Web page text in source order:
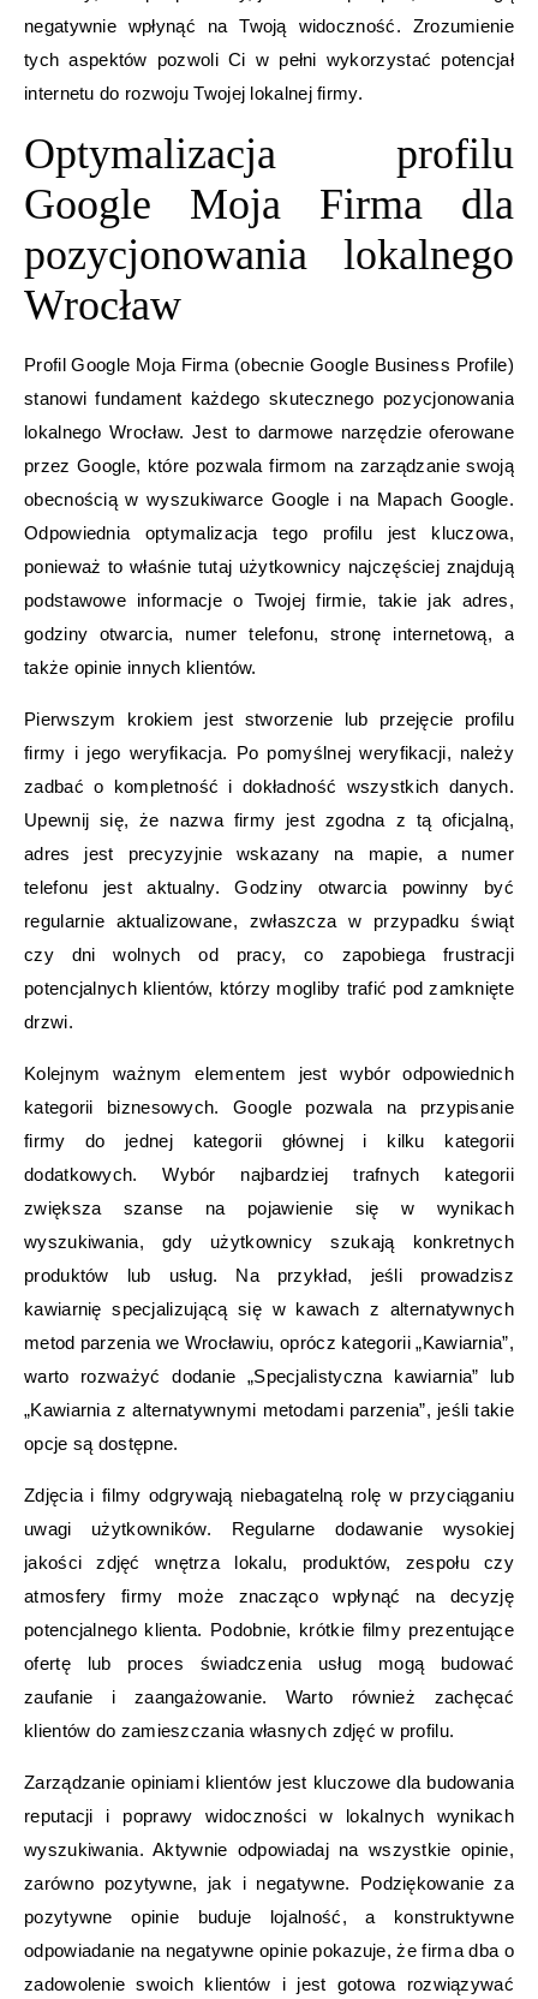
negatywnie wpłynąć na Twoją widoczność. Zrozumienie
tych aspektów pozwoli Ci w pełni wykorzystać potencjał
internetu do rozwoju Twojej lokalnej firmy.
Optymalizacja profilu
Google Moja Firma dla
pozycjonowania lokalnego
Wrocław
Profil Google Moja Firma (obecnie Google Business Profile)
stanowi fundament każdego skutecznego pozycjonowania
lokalnego Wrocław. Jest to darmowe narzędzie oferowane
przez Google, które pozwala firmom na zarządzanie swoją
obecnością w wyszukiwarce Google i na Mapach Google.
Odpowiednia optymalizacja tego profilu jest kluczowa,
ponieważ to właśnie tutaj użytkownicy najczęściej znajdują
podstawowe informacje o Twojej firmie, takie jak adres,
godziny otwarcia, numer telefonu, stronę internetową, a
także opinie innych klientów.
Pierwszym krokiem jest stworzenie lub przejęcie profilu
firmy i jego weryfikacja. Po pomyślnej weryfikacji, należy
zadbać o kompletność i dokładność wszystkich danych.
Upewnij się, że nazwa firmy jest zgodna z tą oficjalną,
adres jest precyzyjnie wskazany na mapie, a numer
telefonu jest aktualny. Godziny otwarcia powinny być
regularnie aktualizowane, zwłaszcza w przypadku świąt
czy dni wolnych od pracy, co zapobiega frustracji
potencjalnych klientów, którzy mogliby trafić pod zamknięte
drzwi.
Kolejnym ważnym elementem jest wybór odpowiednich
kategorii biznesowych. Google pozwala na przypisanie
firmy do jednej kategorii głównej i kilku kategorii
dodatkowych. Wybór najbardziej trafnych kategorii
zwiększa szanse na pojawienie się w wynikach
wyszukiwania, gdy użytkownicy szukają konkretnych
produktów lub usług. Na przykład, jeśli prowadzisz
kawiarnię specjalizującą się w kawach z alternatywnych
metod parzenia we Wrocławiu, oprócz kategorii „Kawiarnia”,
warto rozważyć dodanie „Specjalistyczna kawiarnia” lub
„Kawiarnia z alternatywnymi metodami parzenia”, jeśli takie
opcje są dostępne.
Zdjęcia i filmy odgrywają niebagatelną rolę w przyciąganiu
uwagi użytkowników. Regularne dodawanie wysokiej
jakości zdjęć wnętrza lokalu, produktów, zespołu czy
atmosfery firmy może znacząco wpłynąć na decyzję
potencjalnego klienta. Podobnie, krótkie filmy prezentujące
ofertę lub proces świadczenia usług mogą budować
zaufanie i zaangażowanie. Warto również zachęcać
klientów do zamieszczania własnych zdjęć w profilu.
Zarządzanie opiniami klientów jest kluczowe dla budowania
reputacji i poprawy widoczności w lokalnych wynikach
wyszukiwania. Aktywnie odpowiadaj na wszystkie opinie,
zarówno pozytywne, jak i negatywne. Podziękowanie za
pozytywne opinie buduje lojalność, a konstruktywne
odpowiadanie na negatywne opinie pokazuje, że firma dba o
zadowolenie swoich klientów i jest gotowa rozwiązywać